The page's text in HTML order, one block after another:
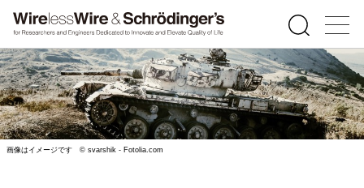
画像はイメージです © svarshik - Fotolia.com